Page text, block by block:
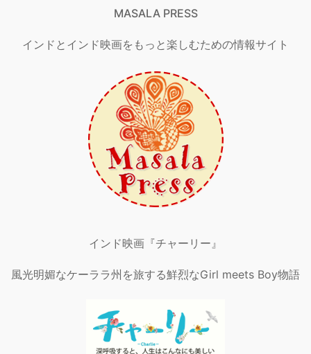
MASALA PRESS
インドとインド映画をもっと楽しむための情報サイト
インド映画『チャーリー』
風光明媚なケーララ州を旅する鮮烈なGirl meets Boy物語